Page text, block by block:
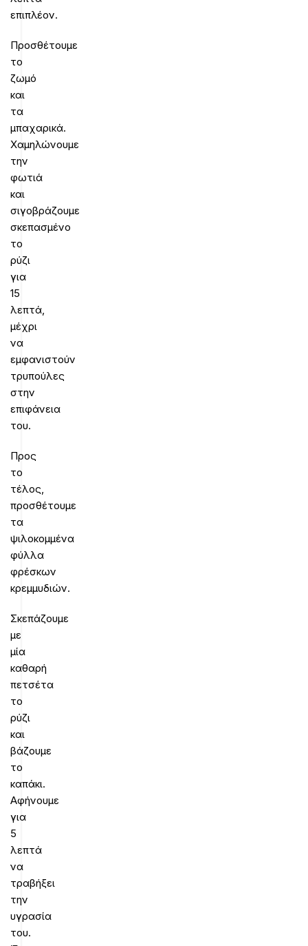
επιπλέον.
Προσθέτουμε
το
ζωμό
και
τα
μπαχαρικά.
Χαμηλώνουμε
την
φωτιά
και
σιγοβράζουμε
σκεπασμένο
το
ρύζι
για
15
λεπτά,
μέχρι
να
εμφανιστούν
τρυπούλες
στην
επιφάνεια
του.
Προς
το
τέλος,
προσθέτουμε
τα
ψιλοκομμένα
φύλλα
φρέσκων
κρεμμυδιών.
Σκεπάζουμε
με
μία
καθαρή
πετσέτα
το
ρύζι
και
βάζουμε
το
καπάκι.
Αφήνουμε
για
5
λεπτά
να
τραβήξει
την
υγρασία
του.